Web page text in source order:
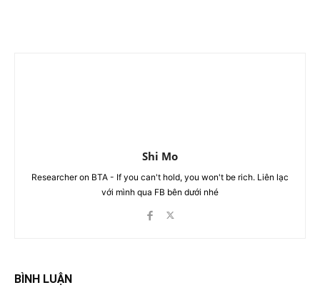
Shi Mo
Researcher on BTA - If you can't hold, you won't be rich. Liên lạc
với mình qua FB bên dưới nhé
BÌNH LUẬN